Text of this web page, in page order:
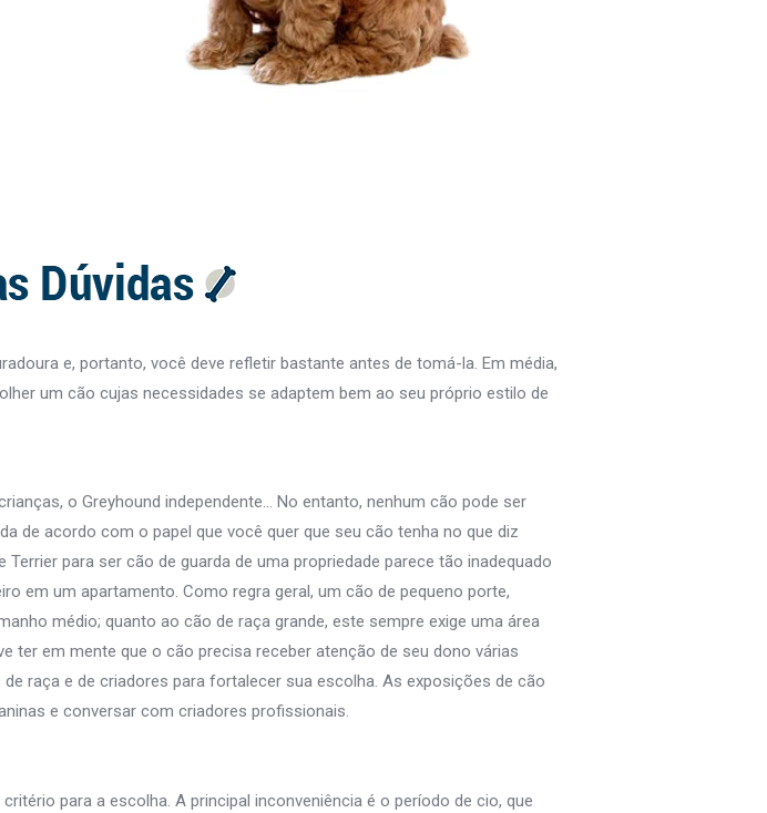
e, portanto, você deve refletir bastante antes de tomá-la. Em média,
um cão cujas necessidades se adaptem bem ao seu próprio estilo de
o Greyhound independente… No entanto, nenhum cão pode ser
de acordo com o papel que você quer que seu cão tenha no que diz
para ser cão de guarda de uma propriedade parece tão inadequado
em um apartamento. Como regra geral, um cão de pequeno porte,
médio; quanto ao cão de raça grande, este sempre exige uma área
ter em mente que o cão precisa receber atenção de seu dono várias
raça e de criadores para fortalecer sua escolha. As exposições de cão
e conversar com criadores profissionais.
para a escolha. A principal inconveniência é o período de cio, que